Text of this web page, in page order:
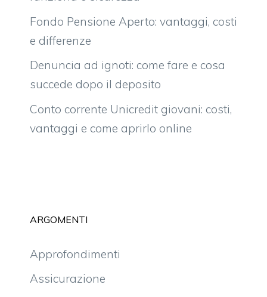
Fondo Pensione Aperto: vantaggi, costi
e differenze
Denuncia ad ignoti: come fare e cosa
succede dopo il deposito
Conto corrente Unicredit giovani: costi,
vantaggi e come aprirlo online
ARGOMENTI
Approfondimenti
Assicurazione